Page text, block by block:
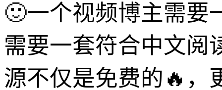
🙂一个视频博主需要
需要一套符合中文阅
源不仅是免费的🔥，